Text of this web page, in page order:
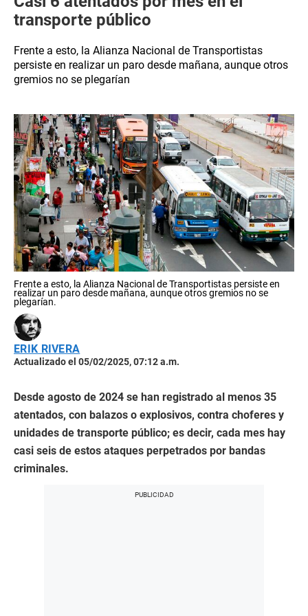
transporte público
Frente a esto, la Alianza Nacional de Transportistas
persiste en realizar un paro desde mañana, aunque otros
gremios no se plegarían
Frente a esto, la Alianza Nacional de Transportistas persiste en
realizar un paro desde mañana, aunque otros gremios no se
plegarían.
ERIK RIVERA
Actualizado el 05/02/2025, 07:12 a.m.
Desde agosto de 2024 se han registrado al menos 35
atentados, con balazos o explosivos, contra choferes y
unidades de transporte público; es decir, cada mes hay
casi seis de estos ataques perpetrados por bandas
criminales.